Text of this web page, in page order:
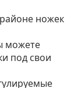
ножек
можете
под свои